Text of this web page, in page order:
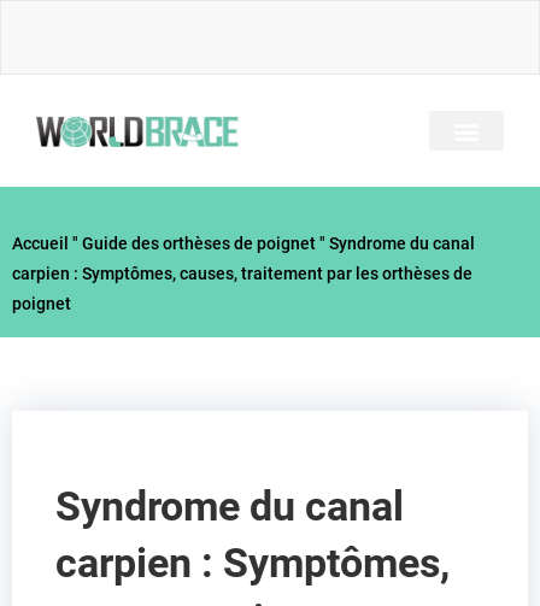
Accueil " Guide des orthèses de poignet" Syndrome du canal
carpien : Symptômes, causes, traitement par les orthèses de
poignet
Syndrome du canal
carpien : Symptômes,